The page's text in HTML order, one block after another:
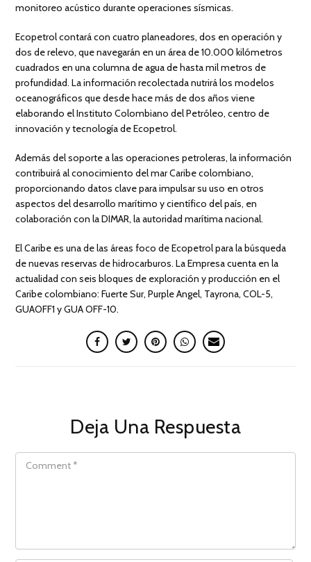
monitoreo acústico durante operaciones sísmicas.
Ecopetrol contará con cuatro planeadores, dos en operación y
dos de relevo, que navegarán en un área de 10.000 kilómetros
cuadrados en una columna de agua de hasta mil metros de
profundidad. La información recolectada nutrirá los modelos
oceanográficos que desde hace más de dos años viene
elaborando el Instituto Colombiano del Petróleo, centro de
innovación y tecnología de Ecopetrol.
Además del soporte a las operaciones petroleras, la información
contribuirá al conocimiento del mar Caribe colombiano,
proporcionando datos clave para impulsar su uso en otros
aspectos del desarrollo marítimo y científico del país, en
colaboración con la DIMAR, la autoridad marítima nacional.
El Caribe es una de las áreas foco de Ecopetrol para la búsqueda
de nuevas reservas de hidrocarburos. La Empresa cuenta en la
actualidad con seis bloques de exploración y producción en el
Caribe colombiano: Fuerte Sur, Purple Angel, Tayrona, COL-5,
GUAOFF1 y GUA OFF-10.
Deja Una Respuesta
COMMENT